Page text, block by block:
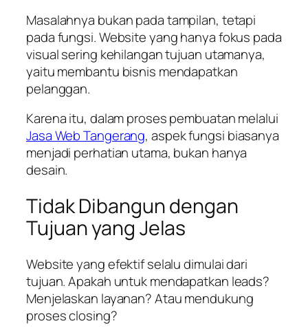
Masalahnya bukan pada tampilan, tetapi
pada fungsi. Website yang hanya fokus pada
visual sering kehilangan tujuan utamanya,
yaitu membantu bisnis mendapatkan
pelanggan.
Karena itu, dalam proses pembuatan melalui
Jasa Web Tangerang, aspek fungsi biasanya
menjadi perhatian utama, bukan hanya
desain.
Tidak Dibangun dengan
Tujuan yang Jelas
Website yang efektif selalu dimulai dari
tujuan. Apakah untuk mendapatkan leads?
Menjelaskan layanan? Atau mendukung
proses closing?